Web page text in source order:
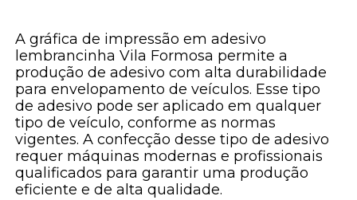
A gráfica de impressão em adesivo
lembrancinha Vila Formosa permite a
produção de adesivo com alta durabilidade
para envelopamento de veículos. Esse tipo
de adesivo pode ser aplicado em qualquer
tipo de veículo, conforme as normas
vigentes. A confecção desse tipo de adesivo
requer máquinas modernas e profissionais
qualificados para garantir uma produção
eficiente e de alta qualidade.